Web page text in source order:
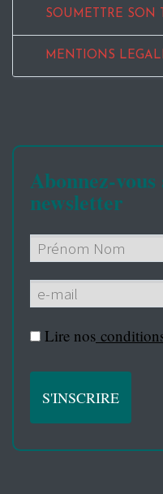
SOUMETTRE SON
MENTIONS
Abonnez-
newsletter
Lire nos